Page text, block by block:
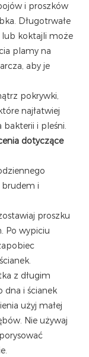
i proszków
Długotrwałe
koktajli może
plamy na
aby je
pokrywki,
najłatwiej
bakterii i pleśni.
dotyczące
brudem i
proszku
Po wypiciu
z długim
dna i ścianek
użyj małej
Nie używaj